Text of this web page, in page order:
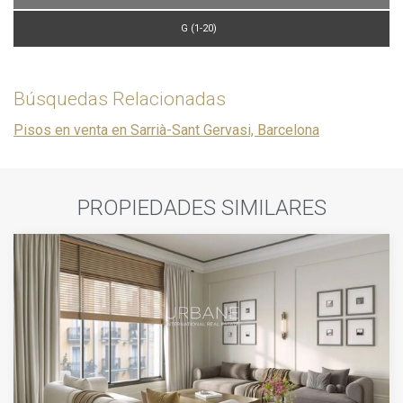
G (1-20)
Búsquedas Relacionadas
Pisos en venta en Sarrià-Sant Gervasi, Barcelona
PROPIEDADES SIMILARES